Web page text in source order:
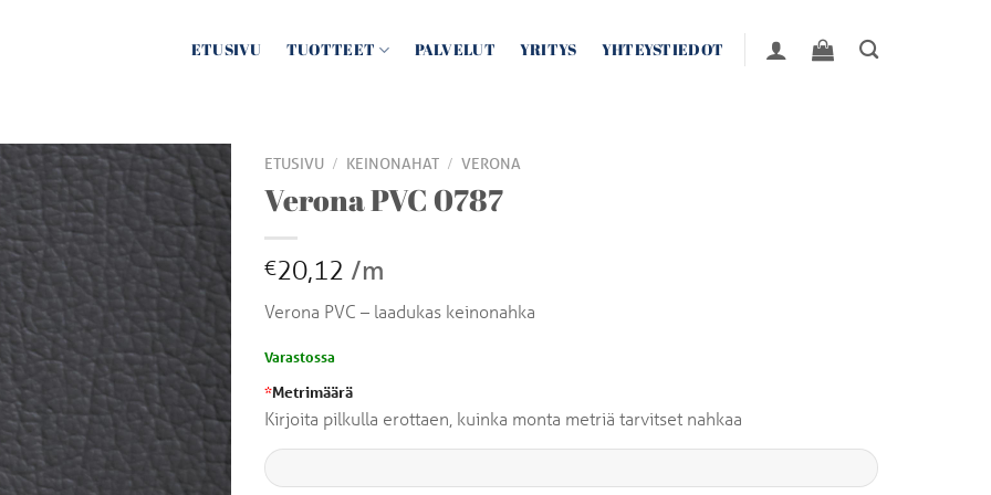
ETUSIVU TUOTTEET PALVELUT YRITYS YHTEYSTIEDOT
ETUSIVU / KEINONAHAT / VERONA
Verona PVC 0787
€20,12 /m
Verona PVC – laadukas keinonahka
Varastossa
*Metrimäärä
Kirjoita pilkulla erottaen, kuinka monta metriä tarvitset nahkaa